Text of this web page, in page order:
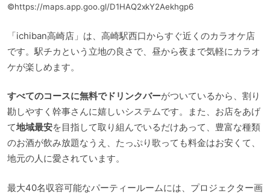
©https://maps.app.goo.gl/D1HAQ2xkY2Aekhgp6
「ichiban高崎店」は、高崎駅西口からすぐ近くのカラオケ店
です。駅チカという立地の良さで、昼から夜まで気軽にカラオ
ケが楽しめます。
すべてのコースに無料でドリンクバーがついているから、割り
勘しやすく幹事さんに嬉しいシステムです。また、お店をあげ
て地域最安を目指して取り組んでいるだけあって、豊富な種類
のお酒が飲み放題なうえ、たっぷり歌っても料金はお安くて、
地元の人に愛されています。
最大40名収容可能なパーティールームには、プロジェクター画